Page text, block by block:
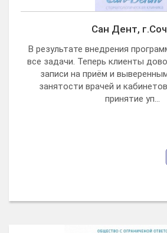
Сан Дент,
В результате внедрения
все задачи. Теперь клиенты
записи на приём и
занятости врачей и
принятие уп...